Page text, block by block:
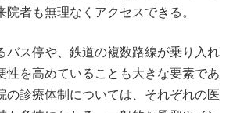
者も無理なくアクセスできる。
バス停や、鉄道の複数路線が乗り入れ
性を高めていることも大きな要素であ
の診療体制については、それぞれの医